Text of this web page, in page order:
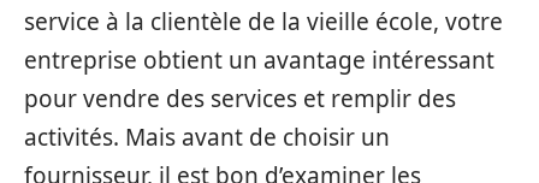
service à la clientèle de la vieille école, votre
entreprise obtient un avantage intéressant
pour vendre des services et remplir des
activités. Mais avant de choisir un
fournisseur, il est bon d’examiner les